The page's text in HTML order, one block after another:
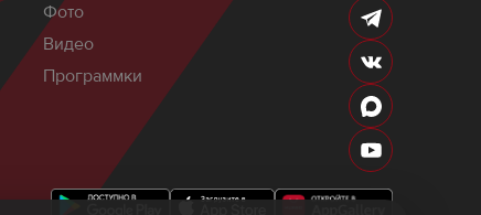
Фото
Видео
Программки